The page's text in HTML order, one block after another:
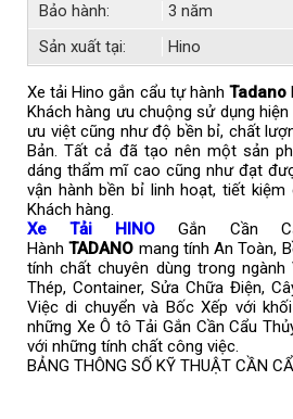
Bảo hành:
3 năm
Sản xuất tại:
Hino
Xe tải Hino gắn cẩu tự hànhTadano
Khách hàng ưu chuộng sử dụng hiện
ưu việt cũng như độ bền bỉ, chất
Bản. Tất cả đã tạo nên một sản
dáng thẩm mĩ cao cũng như đạt
vận hành bền bỉ linh hoạt, tiết
Khách hàng.
Xe Tải HINO Gắn Cần
HànhTADANO mang tính An Toàn,
tính chất chuyên dùng trong ngành
Thép, Container, Sửa Chữa Điện,
Việc di chuyển và Bốc Xếp với
những Xe Ô tô Tải Gắn Cần Cẩu
với những tính chất công việc.
BẢNG THÔNG SỐ KỸ THUẬT CẦN